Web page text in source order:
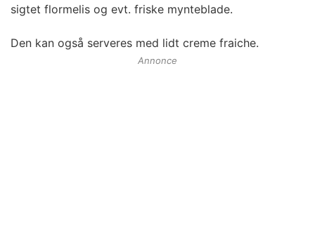
sigtet flormelis og evt. friske mynteblade.
Den kan også serveres med lidt creme fraiche.
Annonce